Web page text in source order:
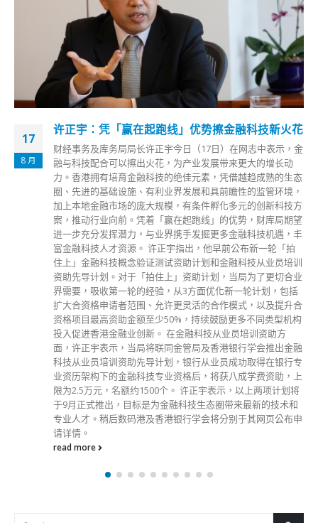
17
8 月
许正宇：凭「赢在起跑线」优势擦金融科技新火花
财经事务及库务局局长许正宇今日（17日）在网志中表示，金
融与科技配合可以擦出火花，为产业发展带来更大的增长动
力。香港拥有培育金融科技的绝佳元素，凭借越趋成熟的生态
圈、先进的基础设施、有利业界发展和具前瞻性的监管环境，
加上本地金融市场的庞大规模，有条件孵化多元的创新科技方
案，推动行业向前。凭着「赢在起跑线」的优势，财库局期望
进一步充分发挥潜力，与业界携手发掘更多金融科技机遇，丰
富金融科技人才资源。 许正宇指出，他早前公布新一轮「拍
住上」金融科技概念验证测试资助计划和金融科技从业员培训
资助先导计划。对于「拍住上」资助计划，当局为了更切合业
界需要，吸收第一轮的经验，从3方面优化新一轮计划，包括
扩大合资格申请者范围、允许更灵活的合作模式，以及提升合
资格项目最高资助金额至少50%，持续鼓励更多不同类型机构
投入促进香港金融业创新。 在金融科技从业员培训资助方
面，许正宇表示，当局将联同金管局及香港银行学会推出金融
科技从业员培训资助先导计划，银行从业员成功取得在银行专
业资历架构下的金融科技专业资格后，将获八成学费资助，上
限为2.5万元，名额约1500个。 许正宇表示，以上两项计划将
于9月正式推出，目标是为金融科技生态圈带来最新的技术和
专业人才。稍后数码港及香港银行学会将分别于其网页公布申
请详情。
read more